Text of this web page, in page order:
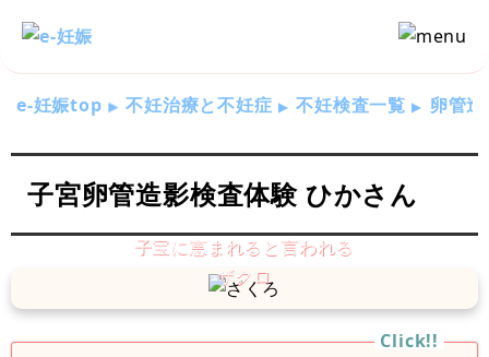
e-妊娠top 不妊治療と不妊症 不妊検査一覧 卵管
子宮卵管造影検査体験 ひかさん